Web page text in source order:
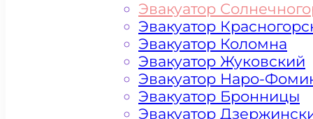
Цена от 4500 рублей
Эвакуатор
Эвакуатор
Эвакуатор Коломна
Эвакуатор Жуковский
Эвакуатор Наро-
Эвакуатор Бронницы
Эвакуатор